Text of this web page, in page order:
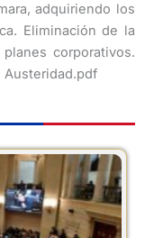
adquiriendo los
Eliminación de la
corporativos.
Austeridad.pdf